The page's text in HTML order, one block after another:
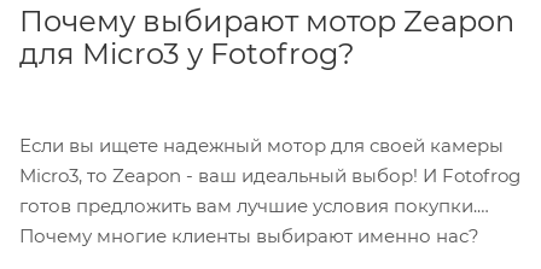
Почему выбирают мотор Zeapon
для Micro3 у Fotofrog?
Если вы ищете надежный мотор для своей камеры
Micro3, то Zeapon - ваш идеальный выбор! И Fotofrog
готов предложить вам лучшие условия покупки.
Почему многие клиенты выбирают именно нас?